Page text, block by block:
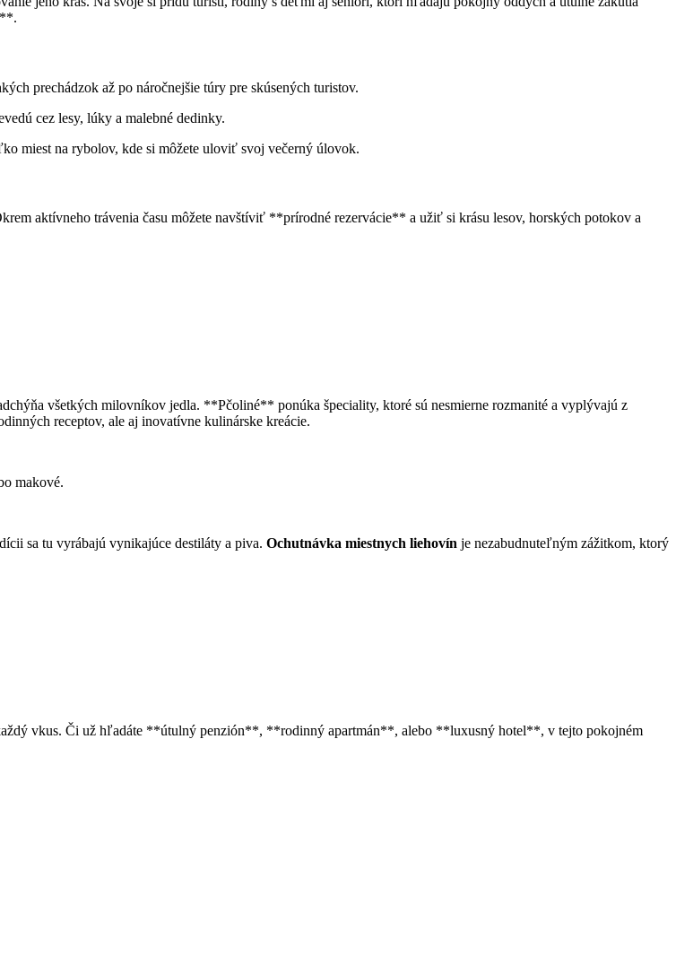
prechádzok⁢ až po náročnejšie túry pre skúsených turistov.
cez lesy, lúky a malebné dedinky.
miest na rybolov, kde ⁤si môžete uloviť svoj večerný úlovok.
aktívneho‌ trávenia času môžete ‍navštíviť **prírodné rezervácie** a užiť si krásu lesov, horských potokov a
všetkých milovníkov jedla. **Pčoliné** ponúka špeciality, ktoré sú nesmierne rozmanité a ⁤vyplývajú z‍
⁣receptov, ale aj inovatívne kulinárske kreácie.
makové.
sa tu vyrábajú vynikajúce destiláty a ⁤piva. Ochutnávka miestnych liehovín je nezabudnuteľným zážitkom, ktorý
vkus. Či už ‍hľadáte **útulný penzión**, **rodinný apartmán**, alebo **luxusný hotel**, v tejto pokojném